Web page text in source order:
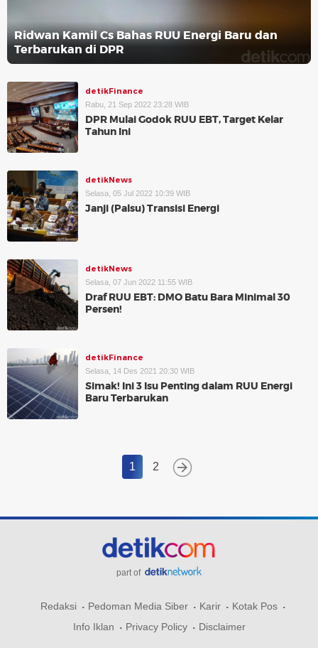
Ridwan Kamil Cs Bahas RUU Energi Baru dan
Terbarukan di DPR
detikFinance
Rabu, 21 Sep 2022 23:28 WIB
DPR Mulai Godok RUU EBT, Target Kelar
Tahun Ini
detikNews
Selasa, 05 Jul 2022 10:39 WIB
Janji (Palsu) Transisi Energi
detikNews
Selasa, 07 Jun 2022 11:55 WIB
Draf RUU EBT: DMO Batu Bara Minimal 30
Persen!
detikFinance
Selasa, 14 Des 2021 20:30 WIB
Simak! Ini 3 Isu Penting dalam RUU Energi
Baru Terbarukan
1 2
part of
Redaksi Pedoman Media Siber Karir
Kotak Pos
Info Iklan
Privacy Policy Disclaimer